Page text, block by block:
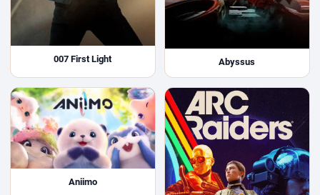
007 First Light Abyssus
Aniimo